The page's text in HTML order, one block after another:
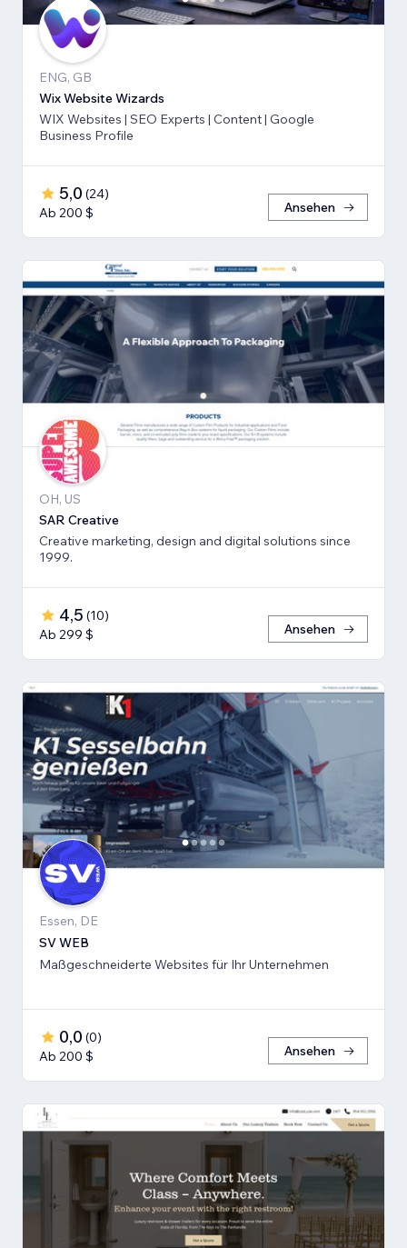
ENG, GB
Wix Website Wizards
WIX Websites | SEO Experts | Content | Google
Business Profile
5,0 (24)
Ab 200 $
Ansehen
OH, US
SAR Creative
Creative marketing, design and digital solutions since
1999.
4,5 (10)
Ab 299 $
Ansehen
Essen, DE
SV WEB
Maßgeschneiderte Websites für Ihr Unternehmen
0,0 (0)
Ab 200 $
Ansehen